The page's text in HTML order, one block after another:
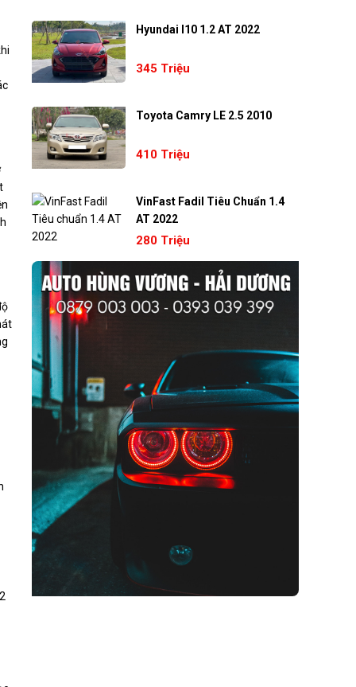
Hyundai I10 1.2 AT 2022
345 Triệu
Toyota Camry LE 2.5 2010
410 Triệu
VinFast Fadil Tiêu Chuẩn 1.4
AT 2022
280 Triệu